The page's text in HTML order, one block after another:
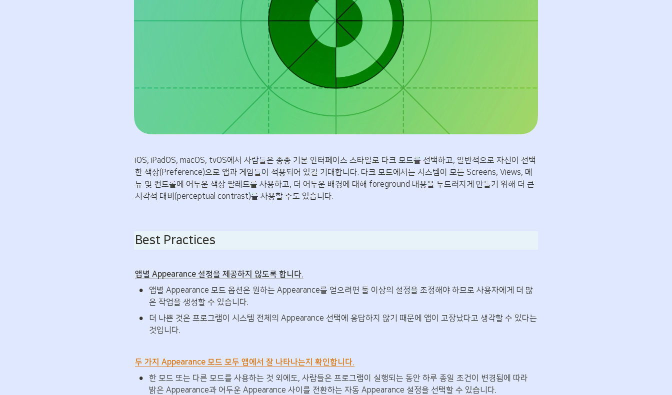
iOS, iPadOS, macOS, tvOS에서 사람들은 종종 기본 인터페이스 스타일로 다크 모드를 선택하고, 일반적으로 자신이 선택
한 색상(Preference)으로 앱과 게임들이 적용되어 있길 기대합니다. 다크 모드에서는 시스템이 모든 Screens, Views, 메
뉴 및 컨트롤에 어두운 색상 팔레트를 사용하고, 더 어두운 배경에 대해 foreground 내용을 두드러지게 만들기 위해 더 큰
시각적 대비(perceptual contrast)를 사용할 수도 있습니다.
Best Practices
앱별 Appearance 설정을 제공하지 않도록 합니다.
•
앱별 Appearance 모드 옵션은 원하는 Appearance를 얻으려면 둘 이상의 설정을 조정해야 하므로 사용자에게 더 많
은 작업을 생성할 수 있습니다.
•
더 나쁜 것은 프로그램이 시스템 전체의 Appearance 선택에 응답하지 않기 때문에 앱이 고장났다고 생각할 수 있다는
것입니다.
두 가지 Appearance 모드 모두 앱에서 잘 나타나는지 확인합니다.
•
한 모드 또는 다른 모드를 사용하는 것 외에도, 사람들은 프로그램이 실행되는 동안 하루 종일 조건이 변경됨에 따라
밝은 Appearance과 어두운 Appearance 사이를 전환하는 자동 Appearance 설정을 선택할 수 있습니다.